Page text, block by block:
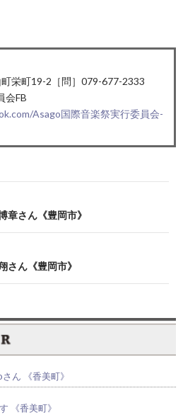
町栄町19-2［問］079-677-2333
会FB
Asago国際音楽祭実行委員会-
さん《豊岡市》
ん《豊岡市》
ん 《香美町》
《香美町》